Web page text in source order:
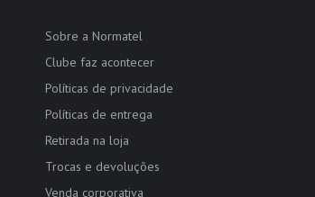
Sobre a Normatel
Clube faz acontecer
Políticas de privacidade
Políticas de entrega
Retirada na loja
Trocas e devoluções
Venda corporativa